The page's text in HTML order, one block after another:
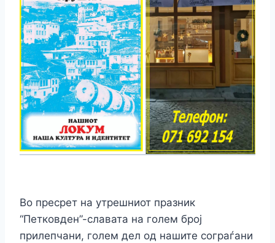
Во пресрет на утрешниот празник
“Петковден”-славата на голем број
прилепчани, голем дел од нашите сограѓани